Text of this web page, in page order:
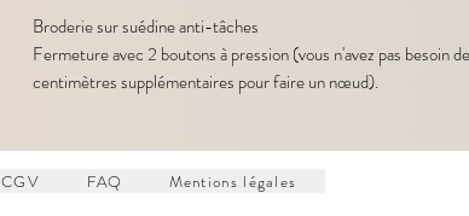
Broderie sur suédine anti-tâches
Fermeture avec 2 boutons à pression (vous n'avez pas besoin
centimètres supplémentaires pour faire un nœud).
CGV FAQ Mentions légales